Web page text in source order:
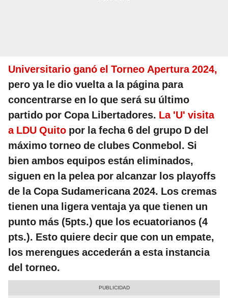
Universitario ganó el Torneo Apertura 2024,
pero ya le dio vuelta a la página para
concentrarse en lo que será su último
partido por Copa Libertadores. La 'U' visita
a LDU Quito por la fecha 6 del grupo D del
máximo torneo de clubes Conmebol. Si
bien ambos equipos están eliminados,
siguen en la pelea por alcanzar los playoffs
de la Copa Sudamericana 2024. Los cremas
tienen una ligera ventaja ya que tienen un
punto más (5pts.) que los ecuatorianos (4
pts.). Esto quiere decir que con un empate,
los merengues accederán a esta instancia
del torneo.